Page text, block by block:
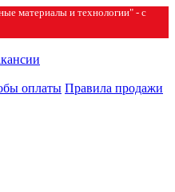
материалы и технологии" - с
оплаты Правила продажи